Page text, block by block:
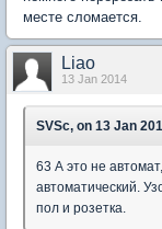
месте сломается.
Liao
13 Jan 2014
SVSc, on 13 Jan
63 А это не
автоматический.
пол и розетка.